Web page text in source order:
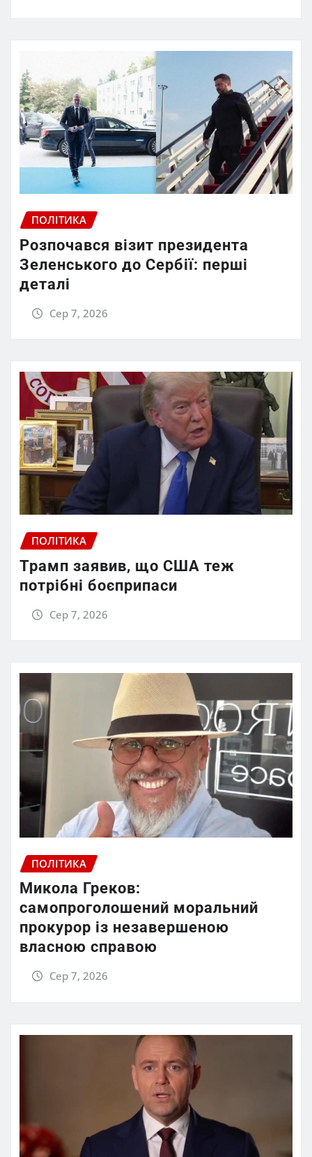
ПОЛІТИКА
Розпочався візит президента
Зеленського до Сербії: перші
деталі
Сер 7, 2026
ПОЛІТИКА
Трамп заявив, що США теж
потрібні боєприпаси
Сер 7, 2026
ПОЛІТИКА
Микола Греков:
самопроголошений моральний
прокурор із незавершеною
власною справою
Сер 7, 2026